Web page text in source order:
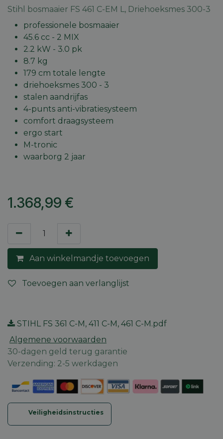
Stihl bosmaaier FS 461 C-EM L, Driehoeksmes 300-3
professionele bosmaaier
45.6 cc - 2 MIX
2.2 kW - 3.0 pk
8.7 kg
179 cm totale lengte
driehoeksmes 300 - 3
stalen aandrijfas
4-punts anti-vibratiesysteem
comfort draagsysteem
ergo start
M-tronic
waarborg 2 jaar
1.368,99 €
Aan winkelmandje toevoegen
Toevoegen aan verlanglijst
STIHL FS 361 C-M, 411 C-M, 461 C-M.pdf
Algemene voorwaarden
30-dagen geld terug garantie
Verzending: 2-5 werkdagen
Veiligheidsinstructies